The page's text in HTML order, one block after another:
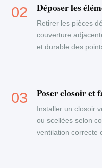
Déposer les
Retirer les pièces
couverture
et durable des
Poser closoir et
Installer un closoir
ou scellées selon
ventilation correcte